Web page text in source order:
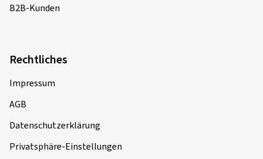
B2B-Kunden
Rechtliches
Impressum
AGB
Datenschutzerklärung
Privatsphäre-Einstellungen